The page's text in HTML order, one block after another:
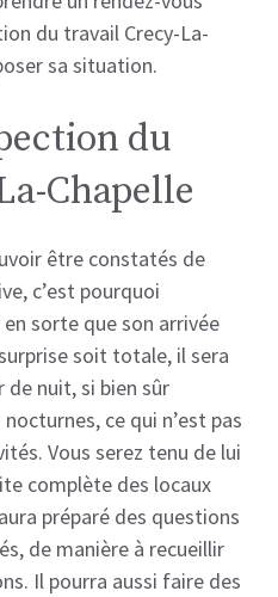
du travail Crecy-La-
sa situation.
du
Chapelle
être constatés de
c’est pourquoi
sorte que son arrivée
soit totale, il sera
de nuit, si bien sûr
ce qui n’est pas
Vous serez tenu de lui
complète des locaux
préparé des questions
de manière à recueillir
Il pourra aussi faire des